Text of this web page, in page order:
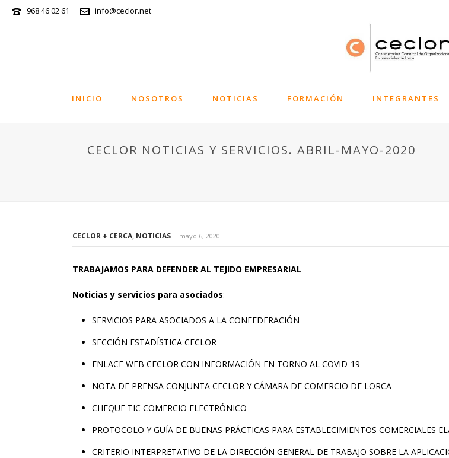
968 46 02 61 info@ceclor.net
INICIO NOSOTROS NOTICIAS FORMACIÓN INTEGRANTES
CECLOR NOTICIAS Y SERVICIOS. ABRIL-MAYO-2020
CECLOR + CERCA, NOTICIAS mayo 6, 2020
TRABAJAMOS PARA DEFENDER AL TEJIDO EMPRESARIAL
Noticias y servicios para asociados:
SERVICIOS PARA ASOCIADOS A LA CONFEDERACIÓN
SECCIÓN ESTADÍSTICA CECLOR
ENLACE WEB CECLOR CON INFORMACIÓN EN TORNO AL COVID-19
NOTA DE PRENSA CONJUNTA CECLOR Y CÁMARA DE COMERCIO DE LORCA
CHEQUE TIC COMERCIO ELECTRÓNICO
PROTOCOLO Y GUÍA DE BUENAS PRÁCTICAS PARA ESTABLECIMIENTOS COMERCIALES
CRITERIO INTERPRETATIVO DE LA DIRECCIÓN GENERAL DE TRABAJO SOBRE LA